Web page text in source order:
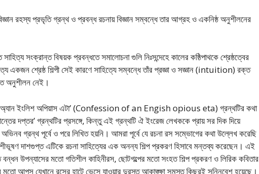
রহস্য প্রভৃতি গ্রন্থ ও প্রবন্ধ রচনায় বিজ্ঞান সম্বন্ধে তার আগ্রহ ও একনিষ্ঠ অনুশীলনের
সংক্রান্ত বিষয়ক প্রবন্ধতে সমালোচনা গুলি নিঃসন্দেহে কালের কষ্ঠিপাথকে শ্রেষ্ঠত্বের
একজন শ্রেষ্ঠ শিল্পী সেই কারণে সাহিত্যে সম্বন্ধে তাঁর প্রজ্ঞা ও সজ্ঞান (intuition) রক্ত
অনুশীলন নেই।
অ্যান ইংলিশ অপিয়াস এটা’ (Confession of an Engish opious eta) গ্রন্থটির কথা
দপ্তর’ গ্রন্থটির প্রসঙ্গে, কিন্তু এই গ্রন্থটি ঐ ইংরেজ লেখককে প্রায় সর দিক দিয়ে
গ্রন্থ পূর্বে ও পরে লিখিত হয়নি। আমরা পূর্বে যে রচনা রস সম্ভোগের কথা উল্লেখ করেছি
দাশগুপ্ত এটিকে রচনা সাহিত্যের এক অনন্য শিল্প প্রকরণ হিসাবে মন্তব্য করেছেন। এই
উপন্যাসের মতো গতিশীল কাহিনীরস, ছোটগল্পের মতো সংহত শিল্প প্রকরণ ও লিরিক কবিতার
আপস যেখানে রসের হাটে ভেসে যাওয়ার দুরস্ত আকাঙ্ক্ষা সমস্ত কিছুরই সন্নিবেশ হয়েছে।